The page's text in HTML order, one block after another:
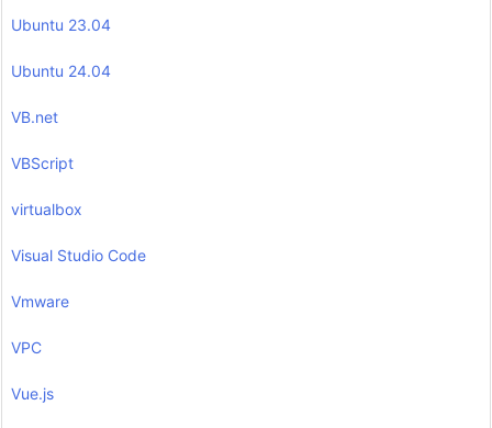
Ubuntu 23.04
Ubuntu 24.04
VB.net
VBScript
virtualbox
Visual Studio Code
Vmware
VPC
Vue.js